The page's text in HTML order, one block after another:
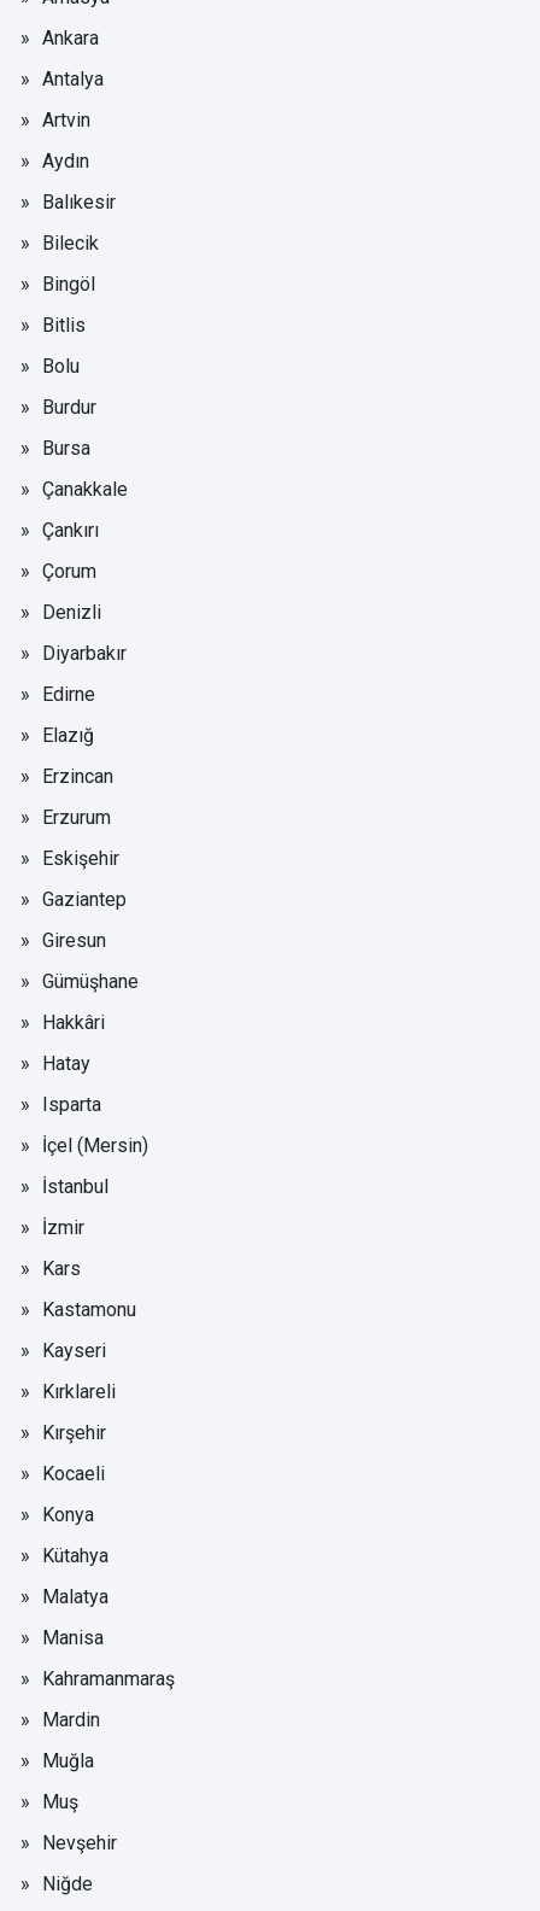
Ankara
Antalya
Artvin
Aydın
Balıkesir
Bilecik
Bingöl
Bitlis
Bolu
Burdur
Bursa
Çanakkale
Çankırı
Çorum
Denizli
Diyarbakır
Edirne
Elazığ
Erzincan
Erzurum
Eskişehir
Gaziantep
Giresun
Gümüşhane
Hakkâri
Hatay
Isparta
İçel (Mersin)
İstanbul
İzmir
Kars
Kastamonu
Kayseri
Kırklareli
Kırşehir
Kocaeli
Konya
Kütahya
Malatya
Manisa
Kahramanmaraş
Mardin
Muğla
Muş
Nevşehir
Niğde